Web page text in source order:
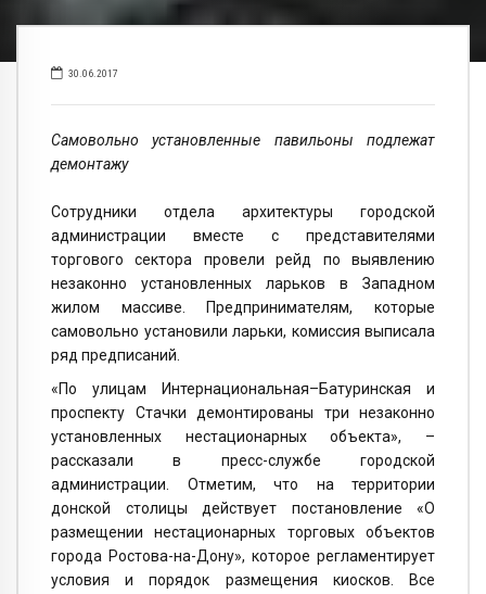
30.06.2017
Самовольно установленные павильоны подлежат
демонтажу
Сотрудники отдела архитектуры городской
администрации вместе с представителями
торгового сектора провели рейд по выявлению
незаконно установленных ларьков в Западном
жилом массиве. Предпринимателям, которые
самовольно установили ларьки, комиссия выписала
ряд предписаний.
«По улицам Интернациональная–Батуринская и
проспекту Стачки демонтированы три незаконно
установленных нестационарных объекта», –
рассказали в пресс-службе городской
администрации. Отметим, что на территории
донской столицы действует постановление «О
размещении нестационарных торговых объектов
города Ростова-на-Дону», которое регламентирует
условия и порядок размещения киосков. Все